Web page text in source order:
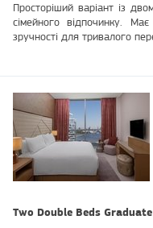
Просторіший варіант із
сімейного відпочинку.
зручності для тривалого
Two Double Beds